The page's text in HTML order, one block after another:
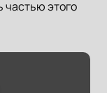
частью этого